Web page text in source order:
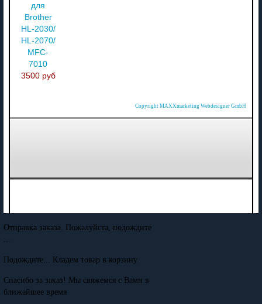
для
Brother
HL-2030/
HL-2070/
MFC-
7010
3500 руб
Copyright MAXXmarketing Webdesigner GmbH
Отправка заказа. Пожалуйста, подождите
...
Подождите... Кладем товар в корзину
Спасибо за заказ! Мы свяжемся с Вами в
ближайшее время